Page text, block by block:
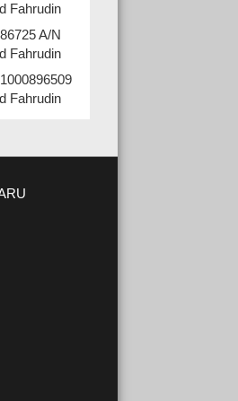
Fahrudin
A/N
Fahrudin
Fahrudin